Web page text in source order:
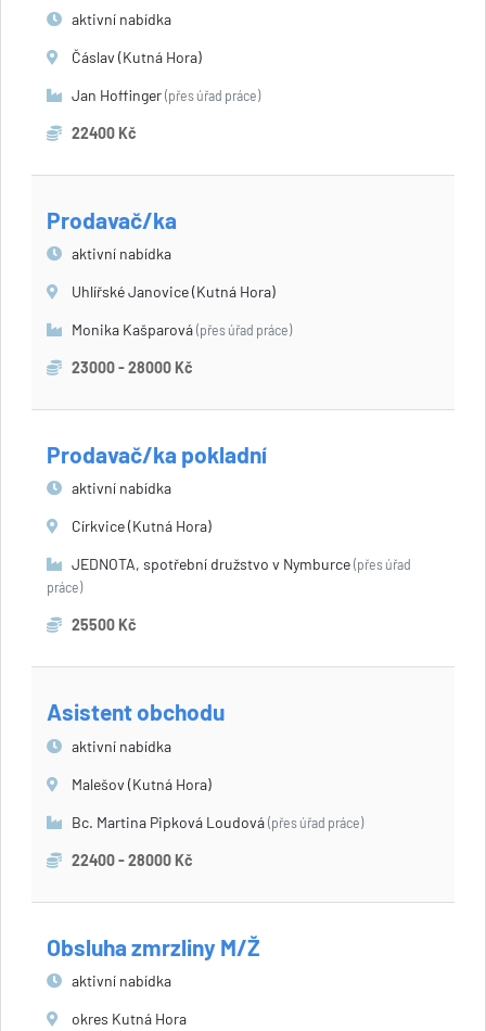
aktivní nabídka
Čáslav (Kutná Hora)
Jan Hoffinger (přes úřad práce)
22400 Kč
Prodavač/ka
aktivní nabídka
Uhlířské Janovice (Kutná Hora)
Monika Kašparová (přes úřad práce)
23000 - 28000 Kč
Prodavač/ka pokladní
aktivní nabídka
Církvice (Kutná Hora)
JEDNOTA, spotřební družstvo v Nymburce (přes úřad
práce)
25500 Kč
Asistent obchodu
aktivní nabídka
Malešov (Kutná Hora)
Bc. Martina Pipková Loudová (přes úřad práce)
22400 - 28000 Kč
Obsluha zmrzliny M/Ž
aktivní nabídka
okres Kutná Hora